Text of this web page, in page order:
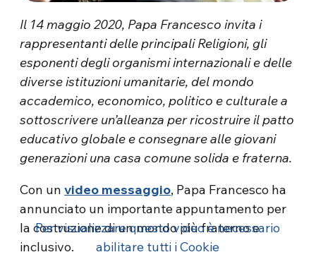
Il 14 maggio 2020, Papa Francesco invita i
rappresentanti delle principali Religioni, gli
esponenti degli organismi internazionali e delle
diverse istituzioni umanitarie, del mondo
accademico, economico, politico e culturale a
sottoscrivere un’alleanza per ricostruire il patto
educativo globale e consegnare alle giovani
generazioni una casa comune solida e fraterna.
Con unvideo messaggio, Papa Francesco ha
annunciato un importante appuntamento per
la costruzione di un mondo più fraterno e
inclusivo.
Per visualizzare questo video è necessario
abilitare tutti i Cookie